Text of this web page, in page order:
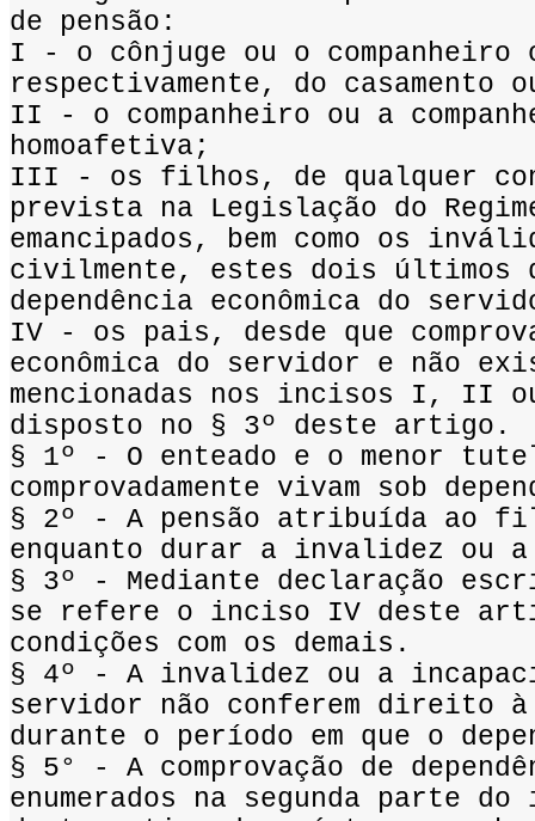
de pensão:
I - o cônjuge ou o companheiro
respectivamente, do casamento
II - o companheiro ou a
homoafetiva;
III - os filhos, de qualquer
prevista na Legislação do
emancipados, bem como os
civilmente, estes dois últimos
dependência econômica do
IV - os pais, desde que
econômica do servidor e não
mencionadas nos incisos I, II
disposto no § 3º deste artigo.
§ 1º - O enteado e o menor
comprovadamente vivam sob
§ 2º - A pensão atribuída ao
enquanto durar a invalidez ou
§ 3º - Mediante declaração
se refere o inciso IV deste
condições com os demais.
§ 4º - A invalidez ou a
servidor não conferem direito
durante o período em que o
§ 5° - A comprovação de
enumerados na segunda